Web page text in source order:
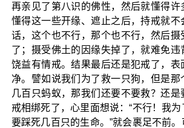
再亲见了第八识的佛性，然后就懂得许
懂得这一些开缘、遮止之后，持戒就不
话，这个也不行，那个也不行，然后摄
了；摄受佛土的因缘失掉了，就难免违
饶益有情戒。结果最后还是犯戒了，表
净。譬如说我们为了救一只狗，但是那
几百只蚂蚁，那我们还要不要救？还
戒相绑死了，心里面想说：“不行！我
要踩死几百只的生命。”就会裹足不前